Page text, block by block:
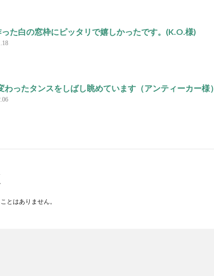
った白の窓枠にピッタリで嬉しかったです。(K.O.様)
わったタンスをしばし眺めています（アンティーカー様）
とはありません。